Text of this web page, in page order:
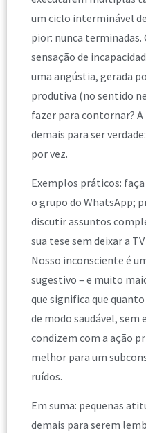
um ciclo interminável
pior: nunca
sensação de
uma angústia, gerada
produtiva (no sentido
fazer para contornar?
demais para ser
por vez.
Exemplos práticos:
o grupo do WhatsApp;
discutir assuntos
sua tese sem deixar a
Nosso inconsciente é
sugestivo – e muito
que significa que
de modo saudável,
condizem com a ação
melhor para um
ruídos.
Em suma: pequenas
demais para serem